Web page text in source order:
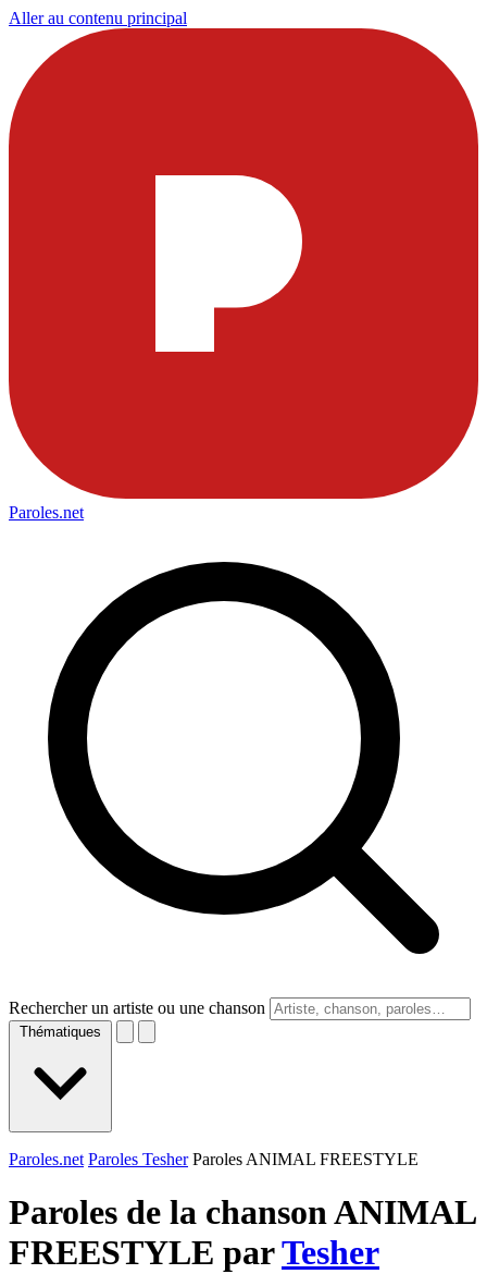
Aller au contenu principal
Paroles.net
Rechercher un artiste ou une chanson
Thématiques
Paroles.net Paroles Tesher Paroles ANIMAL FREESTYLE
Paroles de la chanson ANIMAL
FREESTYLE parTesher